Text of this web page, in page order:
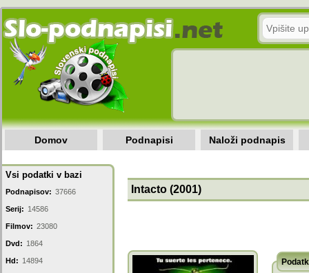
Domov Podnapisi Naloži podnapis
Vsi podatki v bazi
Podnapisov: 37666
Serij: 14586
Filmov: 23080
Dvd: 1864
Hd: 14894
Intacto (2001)